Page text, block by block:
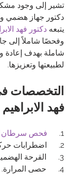
تشير إلى وجود
دكتور جهاز هضمي
يتبعه دكتور فهد
وفحصًا شاملاً إلى
شاملة بهدف إعادة
لطبيعتها وتعزيزها.
التخصصات
فهد الابراهيم
1. فحص سرطان
2.      اضطرابات حركة المريء.
3.      القرحة الهضمية.
4.      حصى المرارة.